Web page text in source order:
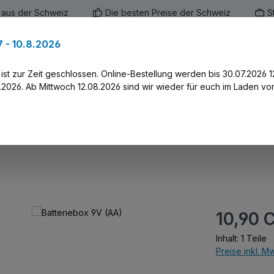
der Schweiz Die besten Preise der Schweiz
Regulärer
10,90
Inhalt: 1 Teile
Preise inkl.
- 10.8.2026
zur Zeit geschlossen. Online-Bestellung werden bis 30.07.2026
Ab Mittwoch 12.08.2026 sind wir wieder für euch im Laden vor